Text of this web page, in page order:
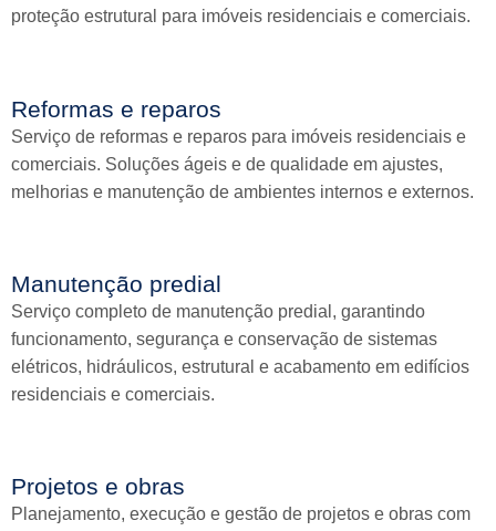
proteção estrutural para imóveis residenciais e comerciais.
Reformas e reparos
Serviço de reformas e reparos para imóveis residenciais e
comerciais. Soluções ágeis e de qualidade em ajustes,
melhorias e manutenção de ambientes internos e externos.
Manutenção predial
Serviço completo de manutenção predial, garantindo
funcionamento, segurança e conservação de sistemas
elétricos, hidráulicos, estrutural e acabamento em edifícios
residenciais e comerciais.
Projetos e obras
Planejamento, execução e gestão de projetos e obras com